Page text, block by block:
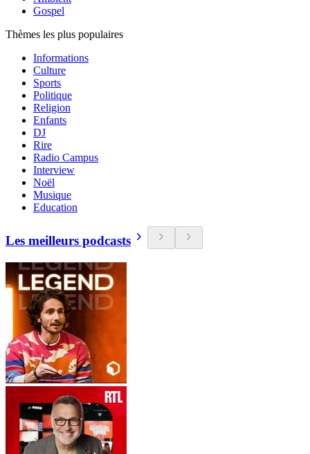
Gospel
Thèmes les plus populaires
Informations
Culture
Sports
Politique
Religion
Enfants
DJ
Rire
Radio Campus
Interview
Noël
Musique
Education
Les meilleurs podcasts